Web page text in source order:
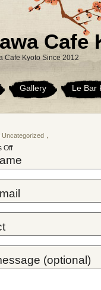
Cafe
Cafe Kyoto Since 2012
Gallery Le Bar
Uncategorized ，
Offon
(optional)